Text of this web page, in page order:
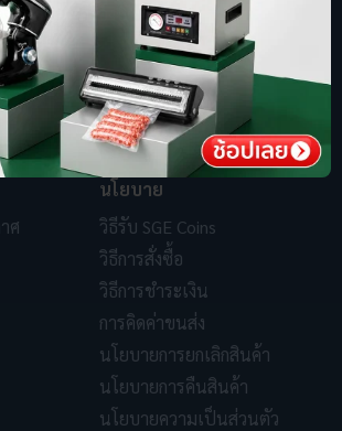
อบลมร้อน เครื่องบดหมู
ย อันดับ 1
ศ
นโยบาย
วิธีรับ SGE Coins
วิธีการสั่งซื้อ
วิธีการชำระเงิน
การคิดค่าขนส่ง
นโยบายการยกเลิกสินค้า
นโยบายการคืนสินค้า
นโยบายความเป็นส่วนตัว